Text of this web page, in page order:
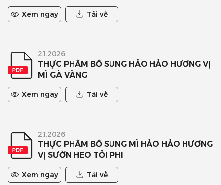
Xem ngay Tải về
2.1.2026
THỰC PHẨM BỔ SUNG HẢO HẢO HƯƠNG VỊ
MÌ GÀ VÀNG
Xem ngay Tải về
2.1.2026
THỰC PHẨM BỔ SUNG MÌ HẢO HẢO HƯƠNG
VỊ SƯỜN HEO TỎI PHI
Xem ngay Tải về